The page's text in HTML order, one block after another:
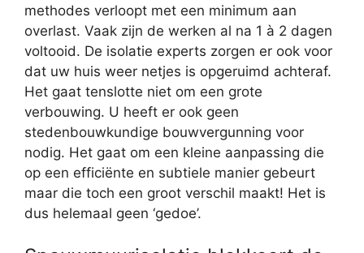
methodes verloopt met een minimum aan
overlast. Vaak zijn de werken al na 1 à 2 dagen
voltooid. De isolatie experts zorgen er ook voor
dat uw huis weer netjes is opgeruimd achteraf.
Het gaat tenslotte niet om een grote
verbouwing. U heeft er ook geen
stedenbouwkundige bouwvergunning voor
nodig. Het gaat om een kleine aanpassing die
op een efficiënte en subtiele manier gebeurt
maar die toch een groot verschil maakt! Het is
dus helemaal geen ‘gedoe’.